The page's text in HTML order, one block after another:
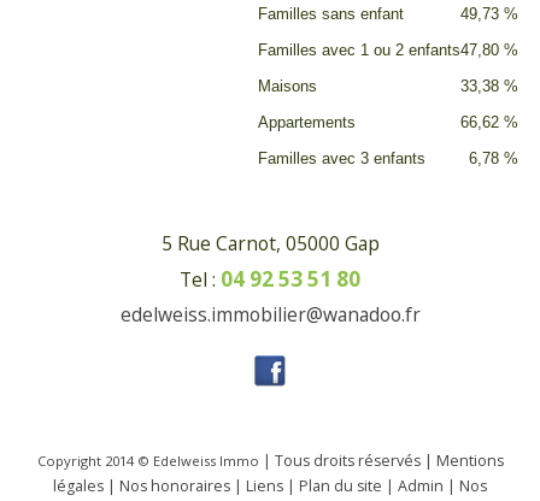
Familles sans enfant
49,73 %
Familles avec 1 ou 2 enfants47,80 %
Maisons
33,38 %
Appartements
66,62 %
Familles avec 3 enfants
6,78 %
5 Rue Carnot, 05000 Gap
Tel : 04 92 53 51 80
edelweiss.immobilier@wanadoo.fr
Copyright 2014 © Edelweiss Immo | Tous droits réservés | Mentions
légales | Nos honoraires | Liens | Plan du site | Admin | Nos